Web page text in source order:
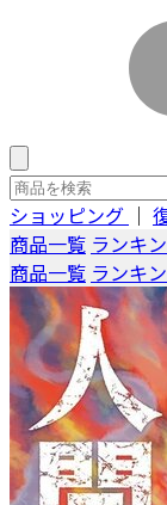
ショッピング ｜
商品一覧 ランキ
商品一覧 ランキ